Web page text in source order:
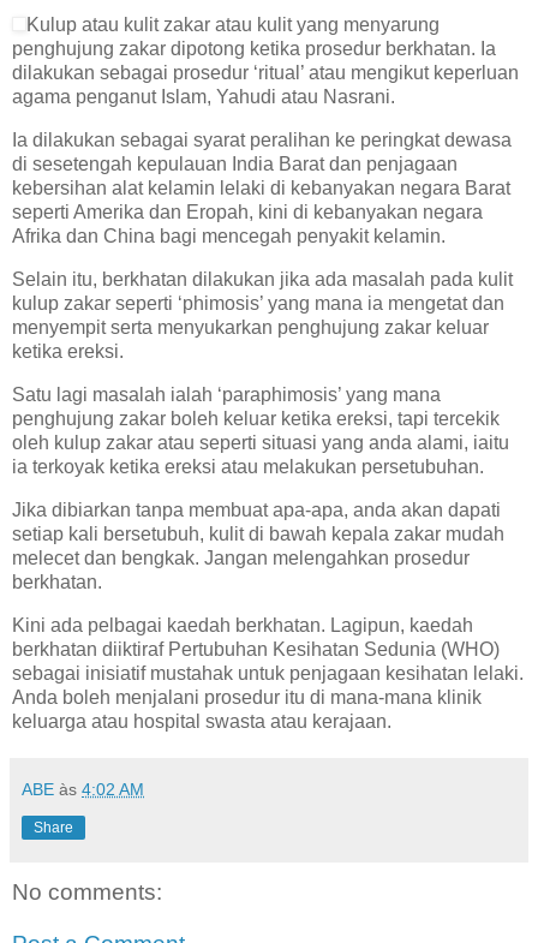
Kulup atau kulit zakar atau kulit yang menyarung
penghujung zakar dipotong ketika prosedur berkhatan. Ia
dilakukan sebagai prosedur ‘ritual’ atau mengikut keperluan
agama penganut Islam, Yahudi atau Nasrani.
Ia dilakukan sebagai syarat peralihan ke peringkat dewasa
di sesetengah kepulauan India Barat dan penjagaan
kebersihan alat kelamin lelaki di kebanyakan negara Barat
seperti Amerika dan Eropah, kini di kebanyakan negara
Afrika dan China bagi mencegah penyakit kelamin.
Selain itu, berkhatan dilakukan jika ada masalah pada kulit
kulup zakar seperti ‘phimosis’ yang mana ia mengetat dan
menyempit serta menyukarkan penghujung zakar keluar
ketika ereksi.
Satu lagi masalah ialah ‘paraphimosis’ yang mana
penghujung zakar boleh keluar ketika ereksi, tapi tercekik
oleh kulup zakar atau seperti situasi yang anda alami, iaitu
ia terkoyak ketika ereksi atau melakukan persetubuhan.
Jika dibiarkan tanpa membuat apa-apa, anda akan dapati
setiap kali bersetubuh, kulit di bawah kepala zakar mudah
melecet dan bengkak. Jangan melengahkan prosedur
berkhatan.
Kini ada pelbagai kaedah berkhatan. Lagipun, kaedah
berkhatan diiktiraf Pertubuhan Kesihatan Sedunia (WHO)
sebagai inisiatif mustahak untuk penjagaan kesihatan lelaki.
Anda boleh menjalani prosedur itu di mana-mana klinik
keluarga atau hospital swasta atau kerajaan.
ABE às 4:02 AM
Share
No comments: